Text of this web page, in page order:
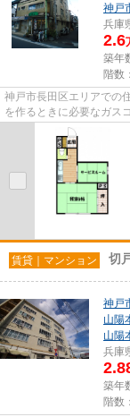
神戸
兵庫
2.6
築年
階数
神戸市長田区エリアでの
を作るときに必要なガス
める、RC構造のマンショ
賃貸｜マンション 切
神戸
山陽
山陽
兵庫
築年
階数